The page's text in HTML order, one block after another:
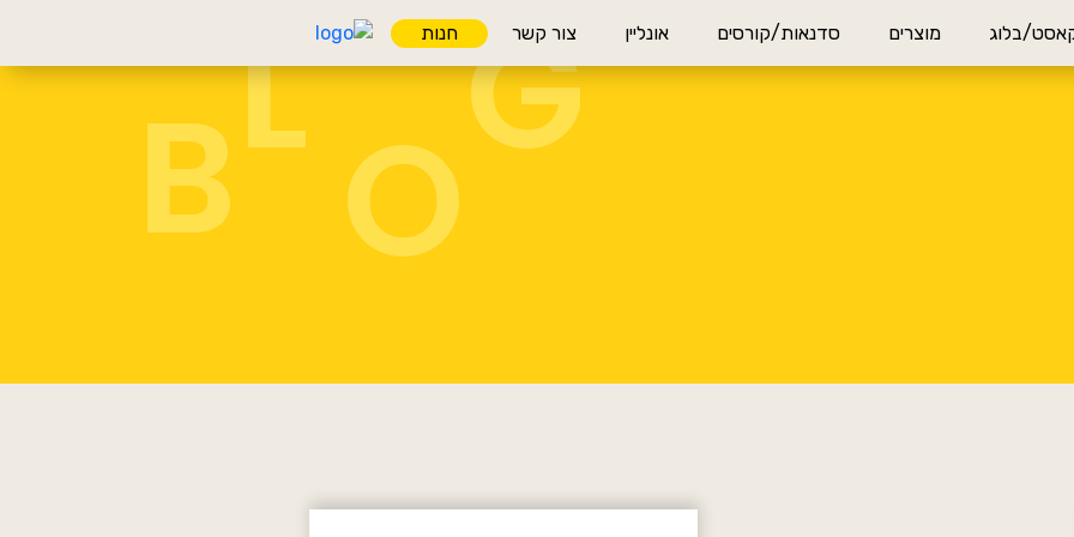
בלוג מוצרים סדנאות/קורסים אונליין צור קשר חנות
BLOG